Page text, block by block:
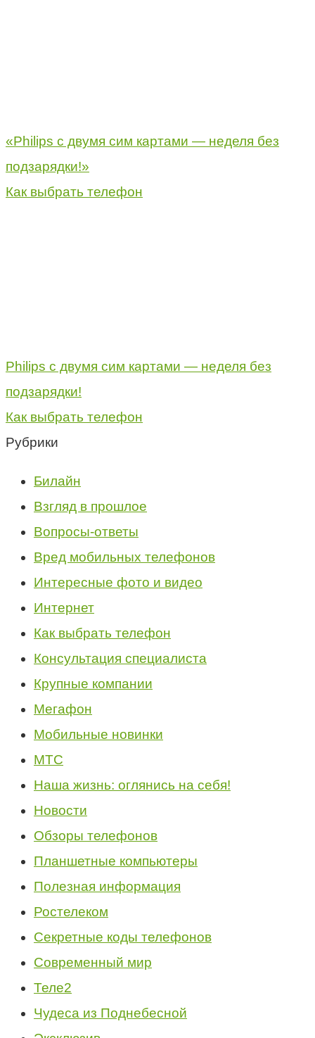
«Philips с двумя сим картами — неделя без
подзарядки!»
Как выбрать телефон
Philips с двумя сим картами — неделя без
подзарядки!
Как выбрать телефон
Рубрики
Билайн
Взгляд в прошлое
Вопросы-ответы
Вред мобильных телефонов
Интересные фото и видео
Интернет
Как выбрать телефон
Консультация специалиста
Крупные компании
Мегафон
Мобильные новинки
МТС
Наша жизнь: оглянись на себя!
Новости
Обзоры телефонов
Планшетные компьютеры
Полезная информация
Ростелеком
Секретные коды телефонов
Современный мир
Теле2
Чудеса из Поднебесной